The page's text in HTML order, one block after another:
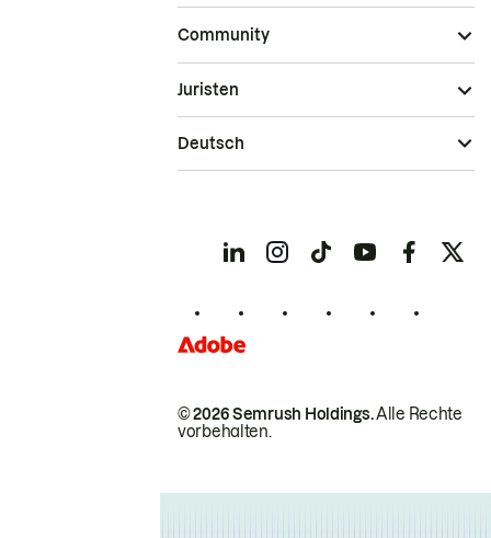
Community
© 2026 Semrush Holdings.Alle Rechte
vorbehalten.
Juristen
Deutsch